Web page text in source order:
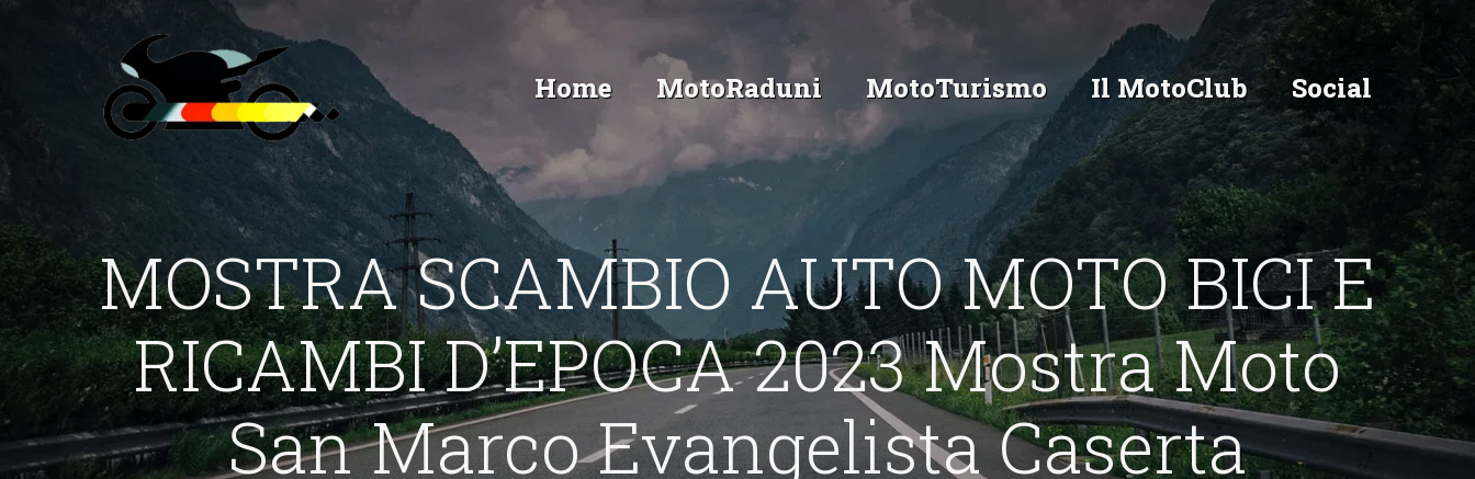
Home MotoRaduni MotoTurismo Il MotoClub Social
MOSTRA SCAMBIO AUTO MOTO BICI E
RICAMBI D’EPOCA 2023 Mostra Moto
San Marco Evangelista Caserta